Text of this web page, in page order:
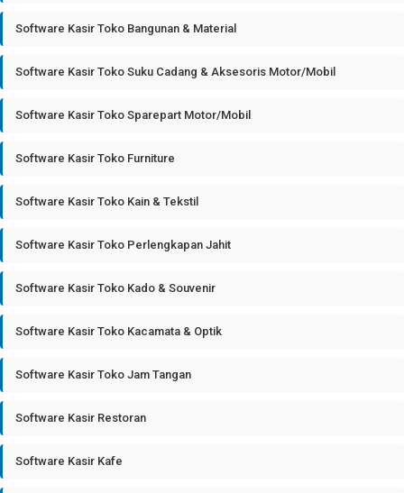
Software Kasir Toko Bangunan & Material
Software Kasir Toko Suku Cadang & Aksesoris Motor/Mobil
Software Kasir Toko Sparepart Motor/Mobil
Software Kasir Toko Furniture
Software Kasir Toko Kain & Tekstil
Software Kasir Toko Perlengkapan Jahit
Software Kasir Toko Kado & Souvenir
Software Kasir Toko Kacamata & Optik
Software Kasir Toko Jam Tangan
Software Kasir Restoran
Software Kasir Kafe